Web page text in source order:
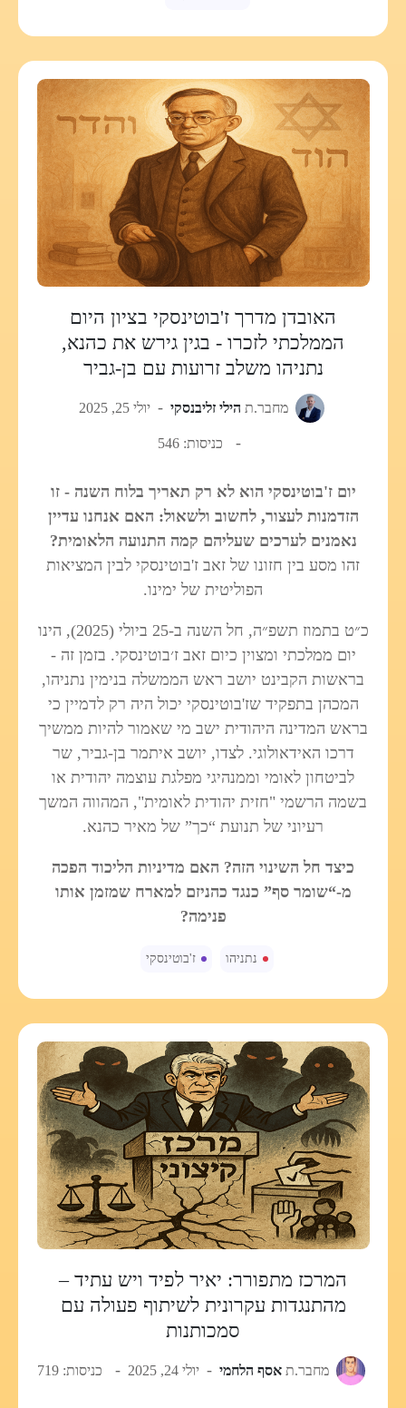
האובדן מדרך ז'בוטינסקי בציון היום
הממלכתי לזכרו - בגין גירש את כהנא,
נתניהו משלב זרועות עם בן-גביר
מחבר.ת הילי זליבנסקי יולי 25, 2025
כניסות: 546
יום ז'בוטינסקי הוא לא רק תאריך בלוח השנה - זו
הזדמנות לעצור, לחשוב ולשאול: האם אנחנו עדיין
נאמנים לערכים שעליהם קמה התנועה הלאומית?
זהו מסע בין חזונו של זאב ז'בוטינסקי לבין המציאות
הפוליטית של ימינו.
כ״ט בתמוז תשפ״ה, חל השנה ב-25 ביולי (2025), הינו
יום ממלכתי ומצוין כיום זאב ז׳בוטינסקי. בזמן זה -
בראשות הקבינט יושב ראש הממשלה בנימין נתניהו,
המכהן בתפקיד שז'בוטינסקי יכול היה רק לדמיין כי
בראש המדינה היהודית ישב מי שאמור להיות ממשיך
דרכו האידאולוגי. לצדו, יושב איתמר בן-גביר, שר
לביטחון לאומי וממנהיגי מפלגת עוצמה יהודית או
בשמה הרשמי "חזית יהודית לאומית", המהווה המשך
רעיוני של תנועת “כך” של מאיר כהנא.
כיצד חל השינוי הזה? האם מדיניות הליכוד הפכה
מ-“שומר סף” כנגד כהניזם למארח שמזמן אותו
פנימה?
נתניהו ז'בוטינסקי
המרכז מתפורר: יאיר לפיד ויש עתיד –
מהתנגדות עקרונית לשיתוף פעולה עם
סמכותנות
מחבר.ת אסף הלחמי יולי 24, 2025 כניסות: 719